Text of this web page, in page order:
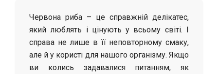
Червона риба – це справжній делікатес,
який люблять і цінують у всьому світі. І
справа не лише в її неповторному смаку,
але й у користі для нашого організму. Якщо
ви колись задавалися питанням, як